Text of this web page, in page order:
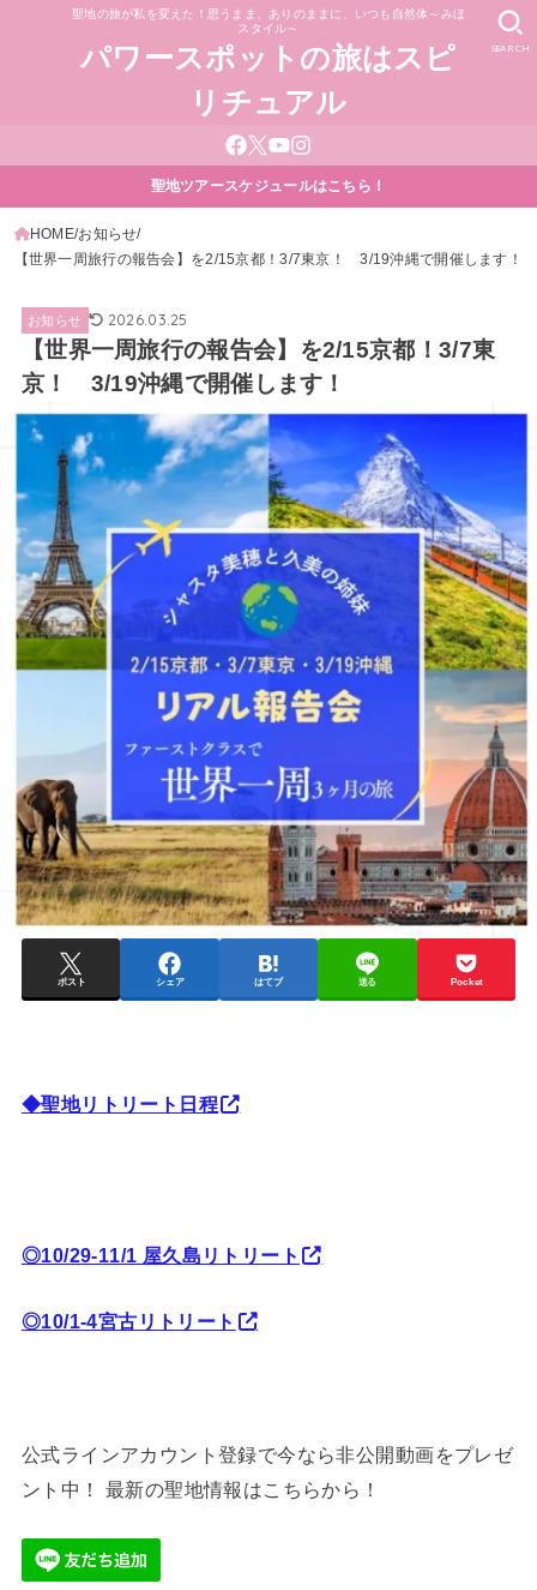
聖地の旅が私を変えた！思うまま、ありのままに、いつも自然体～みほ
スタイル～
パワースポットの旅はスピ
リチュアル
SEARCH
聖地ツアースケジュールはこちら！
HOME お知らせ
【世界一周旅行の報告会】を2/15京都！3/7東京！ 3/19沖縄で開催します！
お知らせ 2026.03.25
【世界一周旅行の報告会】を2/15京都！3/7東
京！ 3/19沖縄で開催します！
ポスト シェア はてブ 送る Pocket
◆聖地リトリート日程
◎10/29-11/1 屋久島リトリート
◎10/1-4宮古リトリート
公式ラインアカウント登録で今なら非公開動画をプレゼ
ント中！ 最新の聖地情報はこちらから！